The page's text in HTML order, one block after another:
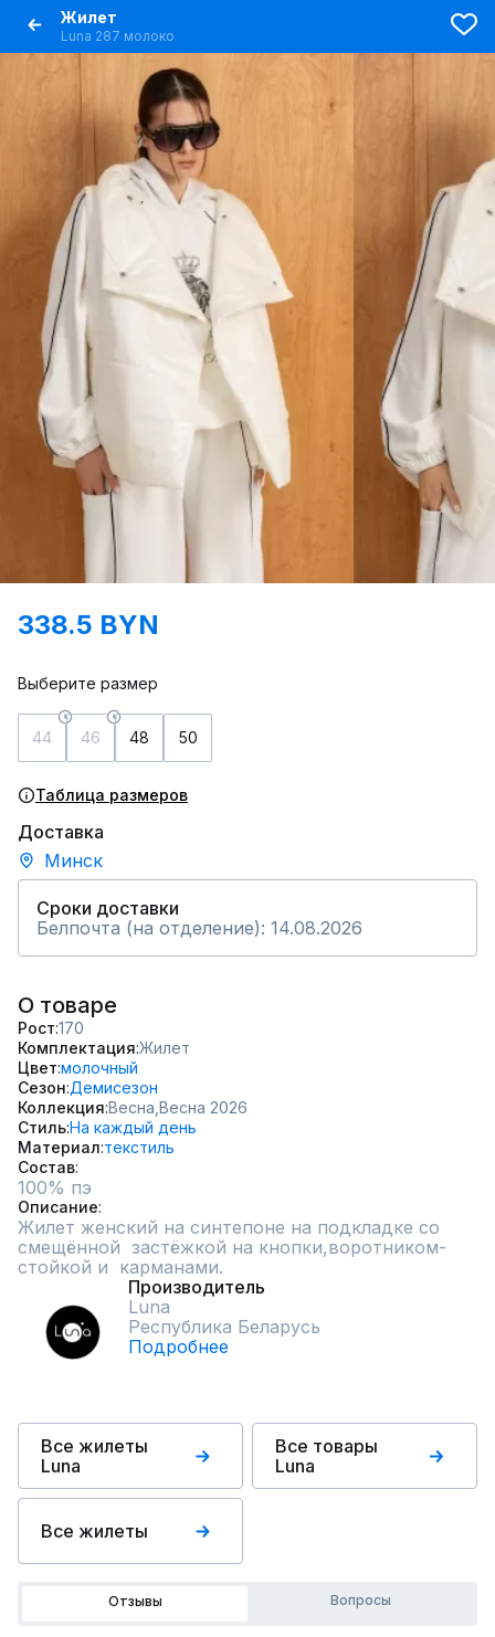
Жилет
Luna 287 молоко
338.5 BYN
Выберите размер
44 46 48 50
Таблица размеров
Доставка
Минск
Сроки доставки
Белпочта (на отделение): 14.08.2026
О товаре
Рост 170
Комплектация Жилет
Цвет молочный
Сезон Демисезон
Коллекция Весна, Весна 2026
СтильНа каждый день
Материал текстиль
Состав
Описание
Жилет женский на синтепоне на подкладке со
смещённой  застёжкой на кнопки,воротником-
стойкой и  карманами.
Производитель
Luna
Республика Беларусь
Подробнее
Все жилеты
Luna
Все товары
Luna
Все жилеты
Отзывы Вопросы